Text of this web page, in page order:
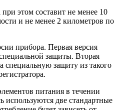
этом составит не менее 10
и не менее 2 километров по
прибора. Первая версия
защиты. Вторая
специальную защиту из такого
питания в течении
используются две стандартные